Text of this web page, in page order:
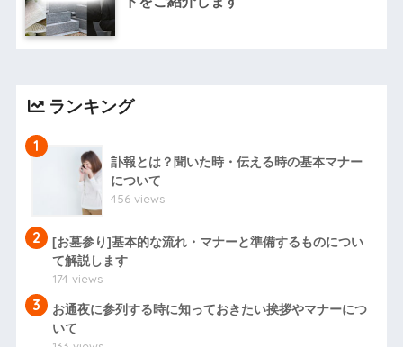
ランキング
1
訃報とは？聞いた時・伝える時の基本マナー
について
456 views
2
[お墓参り]基本的な流れ・マナーと準備するものについ
て解説します
174 views
3
お通夜に参列する時に知っておきたい挨拶やマナーにつ
いて